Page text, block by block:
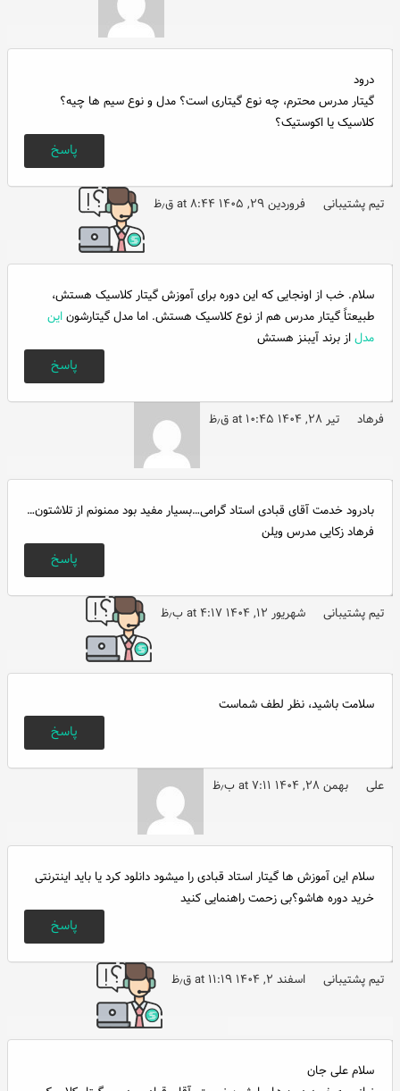
درود
گیتار مدرس محترم، چه نوع گیتاری است؟ مدل و نوع سیم ها چیه؟
کلاسیک یا اکوستیک؟
پاسخ
تیم پشتیبانی فروردین ۲۹, ۱۴۰۵ at ۸:۴۴ ق٫ظ
سلام. خب از اونجایی که این دوره برای آموزش گیتار کلاسیک هستش،
طبیعتاً گیتار مدرس هم از نوع کلاسیک هستش. اما مدل گیتارشوناین
مدلاز برند آیبنز هستش
پاسخ
فرهاد تیر ۲۸, ۱۴۰۴ at ۱۰:۴۵ ق٫ظ
بادرود خدمت آقای قبادی استاد گرامی…بسیار مفید بود ممنونم از تلاشتون…
فرهاد زکایی مدرس ویلن
پاسخ
تیم پشتیبانی شهریور ۱۲, ۱۴۰۴ at ۴:۱۷ ب٫ظ
سلامت باشید، نظر لطف شماست
پاسخ
علی بهمن ۲۸, ۱۴۰۴ at ۷:۱۱ ب٫ظ
سلام این آموزش ها گیتار استاد قبادی را میشود دانلود کرد یا باید اینترنتی
خرید دوره هاشو؟بی زحمت راهنمایی کنید
پاسخ
تیم پشتیبانی اسفند ۲, ۱۴۰۴ at ۱۱:۱۹ ق٫ظ
سلام علی جان